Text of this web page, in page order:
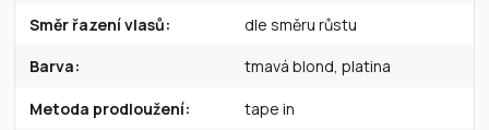
Směr řazení vlasů dle směru růstu
Barva tmavá blond, platina
Metoda prodloužení tape in